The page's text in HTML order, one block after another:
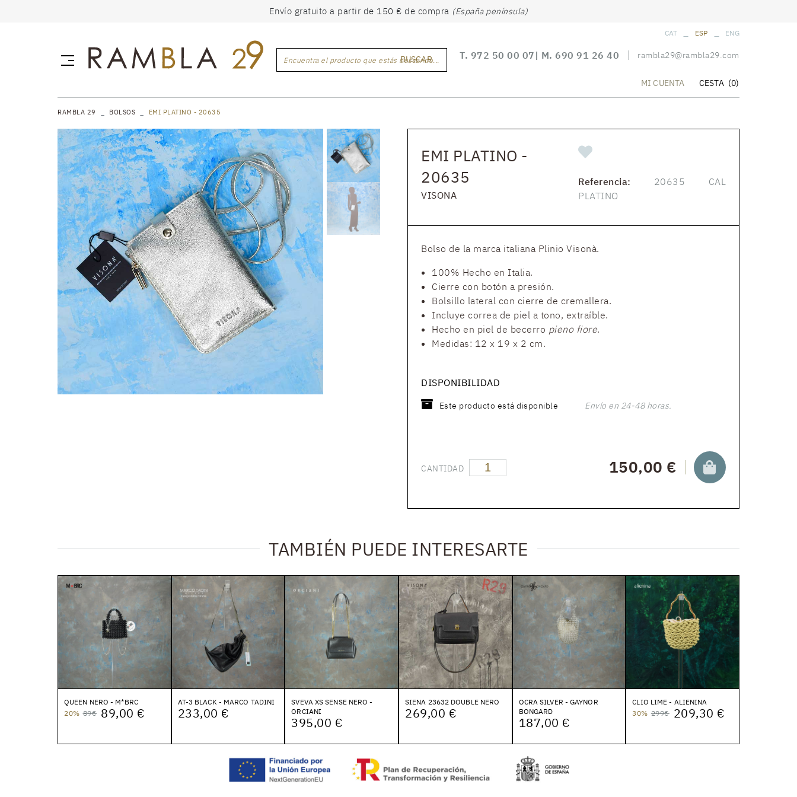
Envío gratuito a partir de 150 € de compra (España península)
Encuentra el producto que estás buscando...
BUSCAR
CAT ESP ENG
T. 972 50 00 07 | M. 690 91 26 40 rambla29@rambla29.com
MI CUENTA CESTA (0)
RAMBLA 29 BOLSOS EMI PLATINO - 20635
EMI PLATINO -
20635
VISONA
Referencia: 20635 CAL
PLATINO
Bolso de la marca italiana Plinio Visonà.
100% Hecho en Italia.
Cierre con botón a presión.
Bolsillo lateral con cierre de cremallera.
Incluye correa de piel a tono, extraíble.
Hecho en piel de becerro pieno fiore.
Medidas: 12 x 19 x 2 cm.
DISPONIBILIDAD
Este producto está disponible Envío en 24-48 horas.
CANTIDAD 150,00 €
TAMBIÉN PUEDE INTERESARTE
QUEEN NERO - M*BRC
20% 89€ 89,00 €
AT-3 BLACK - MARCO TADINI
233,00 €
SVEVA XS SENSE NERO -
ORCIANI
395,00 €
SIENA 23632 DOUBLE NERO
269,00 €
OCRA SILVER - GAYNOR
BONGARD
187,00 €
CLIO LIME - ALIENINA
30% 299€ 209,30 €